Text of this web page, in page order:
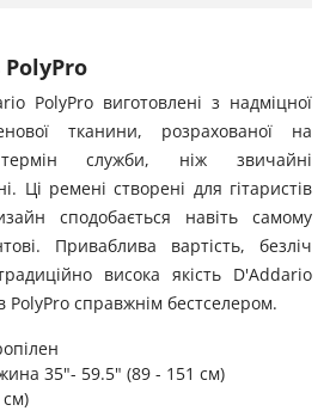
PolyPro виготовлені з надміцної
тканини, розрахованої на
служби, ніж звичайні
Ці ремені створені для гітаристів
сподобається навіть самому
Приваблива вартість, безліч
висока якість D'Addario
PolyPro справжнім бестселером.
35"- 59.5" (89 - 151 см)